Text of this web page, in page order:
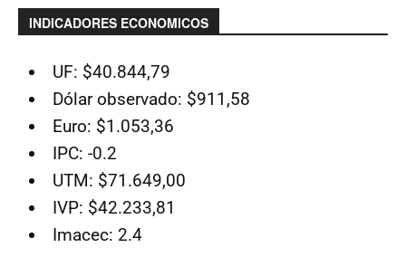
INDICADORES ECONOMICOS
UF: $40.844,79
Dólar observado: $911,58
Euro: $1.053,36
IPC: -0.2
UTM: $71.649,00
IVP: $42.233,81
Imacec: 2.4